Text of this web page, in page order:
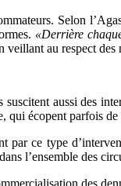
Selon
«Derrière
au respect des
aussi des
écopent parfois
par ce type
l’ensemble des
des